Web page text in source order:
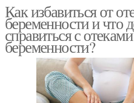
Как избавиться от
беременности и что
справиться с
беременности?